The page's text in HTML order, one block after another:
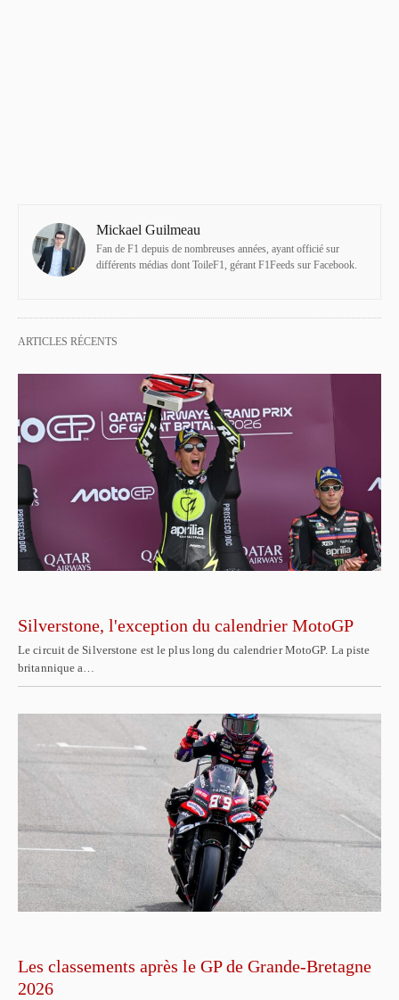
Mickael Guilmeau
Fan de F1 depuis de nombreuses années, ayant officié sur
différents médias dont ToileF1, gérant F1Feeds sur Facebook.
ARTICLES RÉCENTS
Silverstone, l'exception du calendrier MotoGP
Le circuit de Silverstone est le plus long du calendrier MotoGP. La piste
britannique a…
Les classements après le GP de Grande-Bretagne
2026